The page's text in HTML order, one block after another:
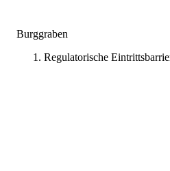
Burggraben
Regulatorische